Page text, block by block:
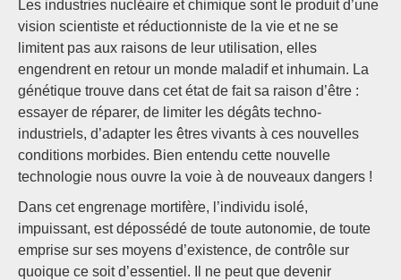
Les industries nucléaire et chimique sont le produit d’une
vision scientiste et réductionniste de la vie et ne se
limitent pas aux raisons de leur utilisation, elles
engendrent en retour un monde maladif et inhumain. La
génétique trouve dans cet état de fait sa raison d’être :
essayer de réparer, de limiter les dégâts techno-
industriels, d’adapter les êtres vivants à ces nouvelles
conditions morbides. Bien entendu cette nouvelle
technologie nous ouvre la voie à de nouveaux dangers !
Dans cet engrenage mortifère, l’individu isolé,
impuissant, est dépossédé de toute autonomie, de toute
emprise sur ses moyens d’existence, de contrôle sur
quoique ce soit d’essentiel. Il ne peut que devenir